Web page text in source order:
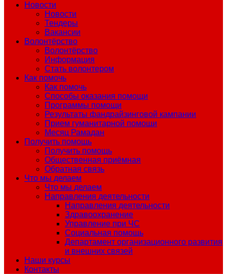
Новости
Новости
Тендеры
Вакансии
Волонтёрство
Волонтёрство
Информация
Стать волонтером
Как помочь
Как помочь
Способы оказания помощи
Программы помощи
Результаты фандрайзинговой кампании
Прием гуманитарной помощи
Месяц Рамадан
Получить помощь
Получить помощь
Общественная приёмная
Обратная связь
Что мы делаем
Что мы делаем
Направления деятельности
Направления деятельности
Здравоохранение
Управление при ЧС
Социальная помощь
Департамент организационного развития
и внешних связей
Наши курсы
Контакты